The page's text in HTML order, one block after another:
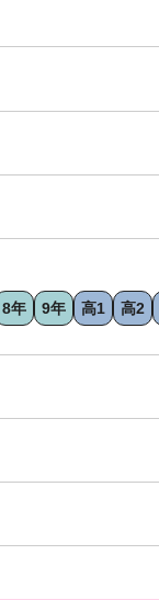
8年 9年 高1 高2